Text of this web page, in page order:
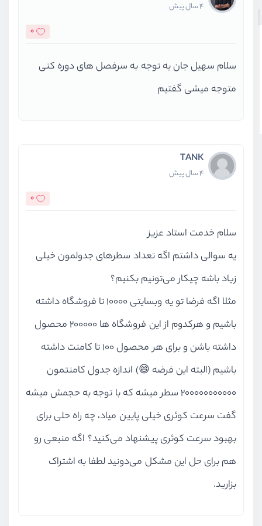
4 سال پیش
0
سلام سهیل جان یه توجه به سرفصل های دوره کنی
متوجه میشی گفتیم
TANK
4 سال پیش
0
سلام خدمت استاد عزیز
یه سوالی داشتم اگه تعداد سطرهای جدولمون خیلی
زیاد باشه چیکار می‌تونیم بکنیم؟
مثلا اگه فرضا تو یه وبسایتی ۱۰۰۰۰ تا فروشگاه داشته
باشیم و هرکدوم از این فروشگاه ها ۲۰۰۰۰۰ محصول
داشته باشن و برای هر محصول ۱۰۰ تا کامنت داشته
باشیم (البته این فرضه 😄) اندازه جدول کامنتمون
۲۰۰۰۰۰۰۰۰۰۰۰ سطر میشه که با توجه به حجمش میشه
گفت سرعت کوئری خیلی پایین میاد، چه راه حلی برای
بهبود سرعت کوئری پیشنهاد می‌کنید؟ اگه منبعی رو
هم برای حل این مشکل می‌دونید لطفا به اشتراک
بزارید.